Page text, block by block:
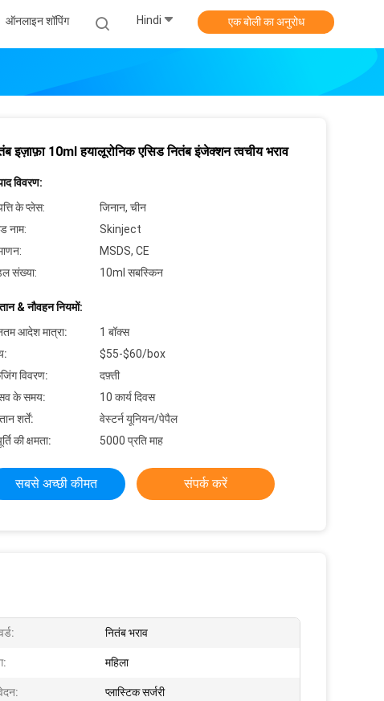
ऑनलाइन शॉपिंग Hindi एक बोली का अनुरोध
इज़ाफ़ा 10ml हयालूरोनिक एसिड नितंब इंजेक्शन त्वचीय भराव
विवरण:
के प्लेस:
जिनान, चीन
नाम:
Skinject
MSDS, CE
संख्या:
10ml सबस्किन
& नौवहन नियमों:
आदेश मात्रा:
1 बॉक्स
$55-$60/box
विवरण:
दफ़्ती
के समय:
10 कार्य दिवस
शर्तें:
वेस्टर्न यूनियन/पेपैल
की क्षमता:
5000 प्रति माह
सबसे अच्छी कीमत संपर्क करें
नितंब भराव
महिला
प्लास्टिक सर्जरी